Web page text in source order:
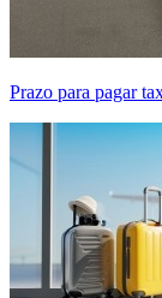
Prazo para pagar